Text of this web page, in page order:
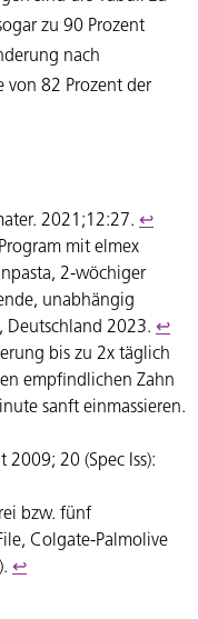
zu 90 Prozent
nach
von 82 Prozent der
2021;12:27. ↩︎
mit elmex
2-wöchiger
unabhängig
Deutschland 2023. ↩︎
bis zu 2x täglich
empfindlichen Zahn
sanft einmassieren.
2009; 20 (Spec Iss):
bzw. fünf
Colgate-Palmolive
↩︎